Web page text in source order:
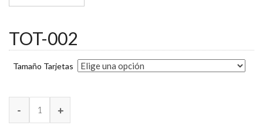
TOT-002
Tamaño Tarjetas